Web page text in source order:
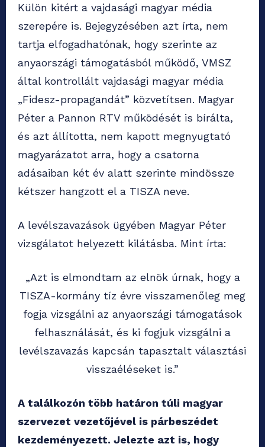
Külön kitért a vajdasági magyar média
szerepére is. Bejegyzésében azt írta, nem
tartja elfogadhatónak, hogy szerinte az
anyaországi támogatásból működő, VMSZ
által kontrollált vajdasági magyar média
„Fidesz-propagandát” közvetítsen. Magyar
Péter a Pannon RTV működését is bírálta,
és azt állította, nem kapott megnyugtató
magyarázatot arra, hogy a csatorna
adásaiban két év alatt szerinte mindössze
kétszer hangzott el a TISZA neve.
A levélszavazások ügyében Magyar Péter
vizsgálatot helyezett kilátásba. Mint írta:
„Azt is elmondtam az elnök úrnak, hogy a
TISZA-kormány tíz évre visszamenőleg meg
fogja vizsgálni az anyaországi támogatások
felhasználását, és ki fogjuk vizsgálni a
levélszavazás kapcsán tapasztalt választási
visszaéléseket is.”
A találkozón több határon túli magyar
szervezet vezetőjével is párbeszédet
kezdeményezett. Jelezte azt is, hogy